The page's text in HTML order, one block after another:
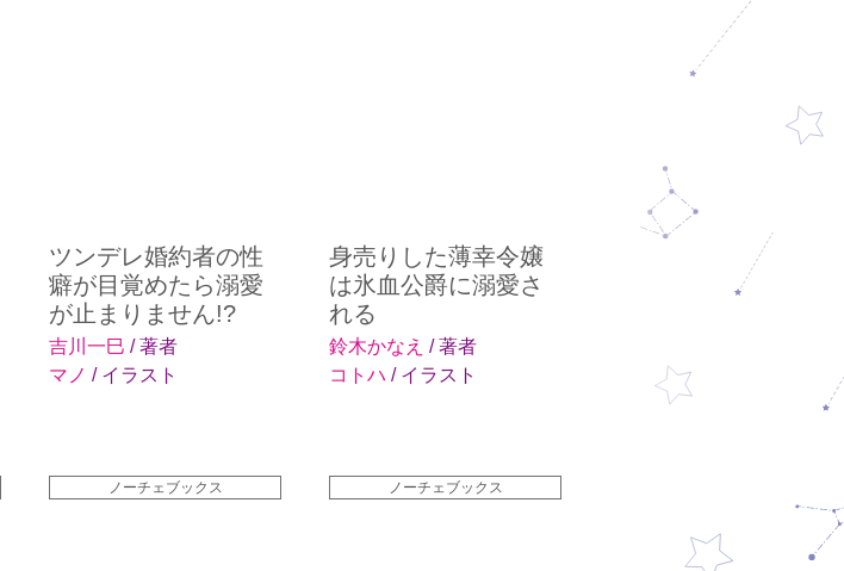
ツンデレ婚約者の性
癖が目覚めたら溺愛
が止まりません!?
吉川一巳 / 著者
マノ / イラスト
身売りした薄幸令嬢
は氷血公爵に溺愛さ
れる
鈴木かなえ / 著者
コトハ / イラスト
ノーチェブックス ノーチェブックス